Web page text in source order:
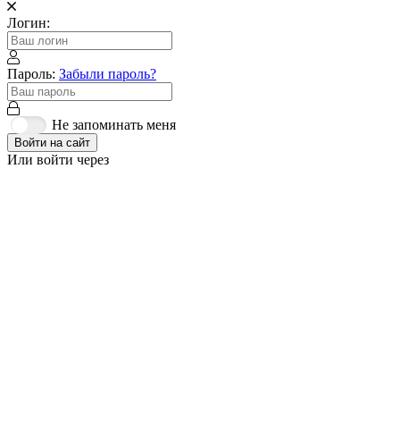
Логин:
Пароль: Забыли пароль?
Не запоминать меня
Войти на сайт
Или войти через